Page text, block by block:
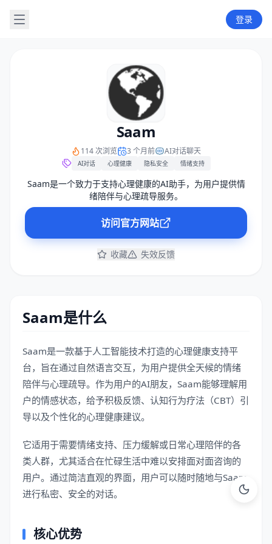
登录
Saam
114 次浏览 3 个月前 AI对话聊天
AI对话 心理健康 隐私安全 情绪支持
Saam是一个致力于支持心理健康的AI助手，为用户提供情
绪陪伴与心理疏导服务。
访问官方网站
收藏 失效反馈
Saam是什么
Saam是一款基于人工智能技术打造的心理健康支持平
台，旨在通过自然语言交互，为用户提供全天候的情绪
陪伴与心理疏导。作为用户的AI朋友，Saam能够理解用
户的情感状态，给予积极反馈、认知行为疗法（CBT）引
导以及个性化的心理健康建议。
它适用于需要情绪支持、压力缓解或日常心理陪伴的各
类人群，尤其适合在忙碌生活中难以安排面对面咨询的
用户。通过简洁直观的界面，用户可以随时随地与Saam
进行私密、安全的对话。
核心优势